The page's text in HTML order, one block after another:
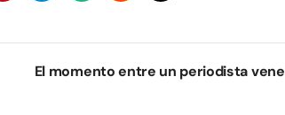
El momento entre un periodista